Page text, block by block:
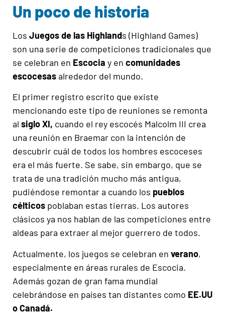
Un poco de historia
Los Juegos de las Highlands (Highland Games)
son una serie de competiciones tradicionales que
se celebran en Escocia y en comunidades
escocesasalrededor del mundo.
El primer registro escrito que existe
mencionando este tipo de reuniones se remonta
al siglo XI, cuando el rey escocés Malcolm III crea
una reunión en Braemar con la intención de
descubrir cuál de todos los hombres escoceses
era el más fuerte. Se sabe, sin embargo, que se
trata de una tradición mucho más antigua,
pudiéndose remontar a cuando los pueblos
célticos poblaban estas tierras. Los autores
clásicos ya nos hablan de las competiciones entre
aldeas para extraer al mejor guerrero de todos.
Actualmente, los juegos se celebran en verano,
especialmente en áreas rurales de Escocia.
Además gozan de gran fama mundial
celebrándose en países tan distantes como EE.UU
o Canadá.